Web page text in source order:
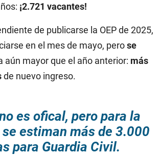
¡2.721 vacantes!
de publicarse la OEP de 2025,
en el mes de mayo, perose
aún mayor que el año anterior: más
de nuevo ingreso.
es ofical, pero para la
se estiman más de 3.000
para Guardia Civil.